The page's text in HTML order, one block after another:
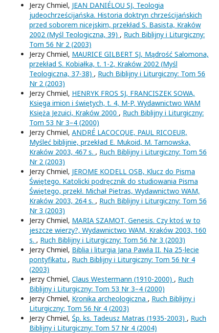
Jerzy Chmiel, JEAN DANIÉLOU SJ, Teologia
judeochrześcijańska. Historia doktryn chrześcijańskich
przed soborem nicejskim, przekład S. Basista, Kraków
2002 (Myśl Teologiczna, 39) , Ruch Biblijny i Liturgiczny:
Tom 56 Nr 2 (2003)
Jerzy Chmiel, MAURICE GILBERT SJ, Mądrość Salomona,
przekład S. Kobiałka, t. 1-2, Kraków 2002 (Myśl
Teologiczna, 37-38) , Ruch Biblijny i Liturgiczny: Tom 56
Nr 2 (2003)
Jerzy Chmiel, HENRYK FROS SJ, FRANCISZEK SOWA,
Księga imion i świętych, t. 4, M-P, Wydawnictwo WAM
Księża Jezuici, Kraków 2000 , Ruch Biblijny i Liturgiczny:
Tom 53 Nr 3–4 (2000)
Jerzy Chmiel, ANDRÉ LACOCQUE, PAUL RICOEUR,
Myśleć biblijnie, przekład E. Mukoid, M. Tarnowska,
Kraków 2003, 467 s. , Ruch Biblijny i Liturgiczny: Tom 56
Nr 2 (2003)
Jerzy Chmiel, JEROME KODELL OSB, Klucz do Pisma
Świętego. Katolicki podręcznik do studiowania Pisma
Świętego, przekł. Michał Pietras, Wydawnictwo WAM,
Kraków 2003, 264 s. , Ruch Biblijny i Liturgiczny: Tom 56
Nr 3 (2003)
Jerzy Chmiel, MARIA SZAMOT, Genesis. Czy ktoś w to
jeszcze wierzy?, Wydawnictwo WAM, Kraków 2003, 160
s. , Ruch Biblijny i Liturgiczny: Tom 56 Nr 3 (2003)
Jerzy Chmiel, Biblia i liturgia Jana Pawła II. Na 25-lecie
pontyfikatu , Ruch Biblijny i Liturgiczny: Tom 56 Nr 4
(2003)
Jerzy Chmiel, Claus Westermann (1910-2000) , Ruch
Biblijny i Liturgiczny: Tom 53 Nr 3–4 (2000)
Jerzy Chmiel, Kronika archeologiczna , Ruch Biblijny i
Liturgiczny: Tom 56 Nr 4 (2003)
Jerzy Chmiel, Śp. ks. Tadeusz Matras (1935-2003) , Ruch
Biblijny i Liturgiczny: Tom 57 Nr 4 (2004)